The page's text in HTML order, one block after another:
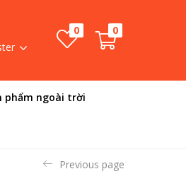
0 0
phẩm ngoài trời
Previous page